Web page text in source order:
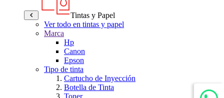
Tintas y Papel
Ver todo en tintas y papel
Marca
Hp
Canon
Epson
Tipo de tinta
Cartucho de Inyección
Botella de Tinta
Toner